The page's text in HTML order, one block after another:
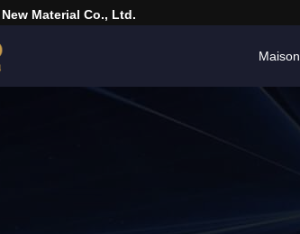
Material Co., Ltd.
Maison